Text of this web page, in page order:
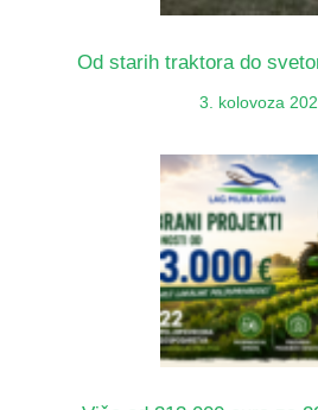
Od starih traktora do
3. kolovoza